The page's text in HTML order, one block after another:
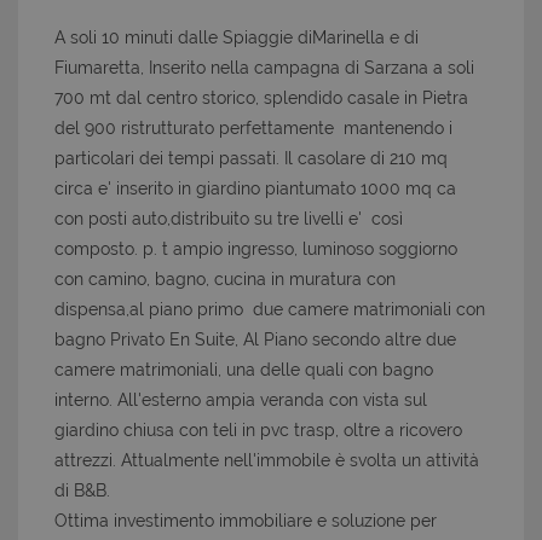
A soli 10 minuti dalle Spiaggie diMarinella e di
Fiumaretta, Inserito nella campagna di Sarzana a soli
700 mt dal centro storico, splendido casale in Pietra
del 900 ristrutturato perfettamente mantenendo i
particolari dei tempi passati. Il casolare di 210 mq
circa e' inserito in giardino piantumato 1000 mq ca
con posti auto,distribuito su tre livelli e' così
composto. p. t ampio ingresso, luminoso soggiorno
con camino, bagno, cucina in muratura con
dispensa,al piano primo due camere matrimoniali con
bagno Privato En Suite, Al Piano secondo altre due
camere matrimoniali, una delle quali con bagno
interno. All'esterno ampia veranda con vista sul
giardino chiusa con teli in pvc trasp, oltre a ricovero
attrezzi. Attualmente nell'immobile è svolta un attività
di B&B.
Ottima investimento immobiliare e soluzione per